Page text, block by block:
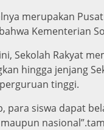
merupakan
Kementerian
Sekolah Rakyat
hingga jenjang
tinggi.
para siswa dapat